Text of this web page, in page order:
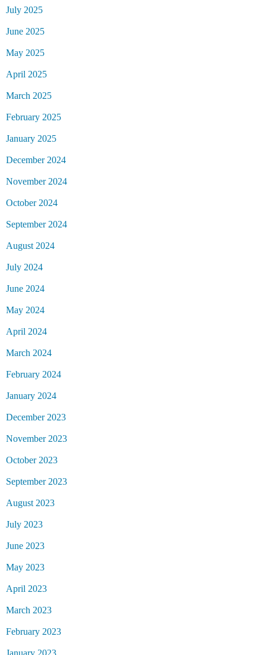
July 2025
June 2025
May 2025
April 2025
March 2025
February 2025
January 2025
December 2024
November 2024
October 2024
September 2024
August 2024
July 2024
June 2024
May 2024
April 2024
March 2024
February 2024
January 2024
December 2023
November 2023
October 2023
September 2023
August 2023
July 2023
June 2023
May 2023
April 2023
March 2023
February 2023
January 2023